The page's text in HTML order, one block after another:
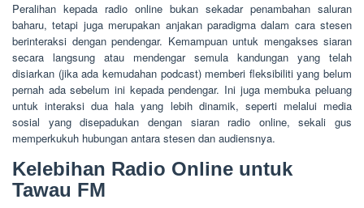
Peralihan kepada radio online bukan sekadar penambahan saluran
baharu, tetapi juga merupakan anjakan paradigma dalam cara stesen
berinteraksi dengan pendengar. Kemampuan untuk mengakses siaran
secara langsung atau mendengar semula kandungan yang telah
disiarkan (jika ada kemudahan podcast) memberi fleksibiliti yang belum
pernah ada sebelum ini kepada pendengar. Ini juga membuka peluang
untuk interaksi dua hala yang lebih dinamik, seperti melalui media
sosial yang disepadukan dengan siaran radio online, sekali gus
memperkukuh hubungan antara stesen dan audiensnya.
Kelebihan Radio Online untuk
Tawau FM